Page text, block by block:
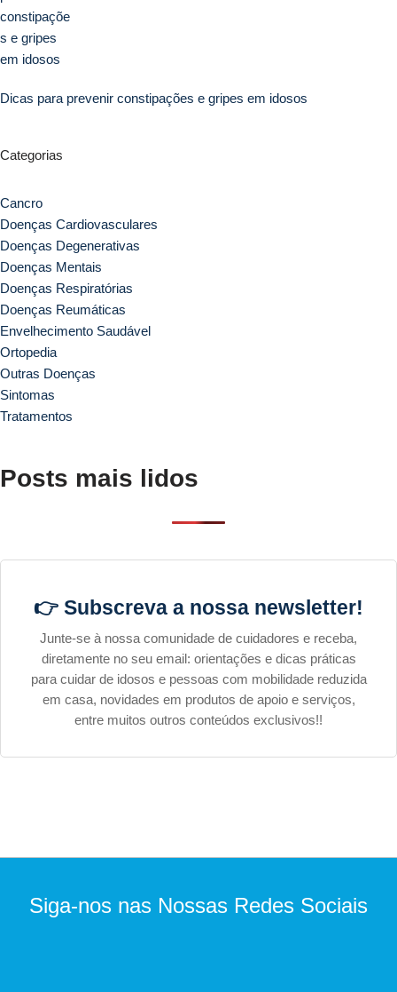
Dicas para prevenir constipações e gripes em idosos
Categorias
Cancro
Doenças Cardiovasculares
Doenças Degenerativas
Doenças Mentais
Doenças Respiratórias
Doenças Reumáticas
Envelhecimento Saudável
Ortopedia
Outras Doenças
Sintomas
Tratamentos
Posts mais lidos
👉 Subscreva a nossa newsletter!
Junte-se à nossa comunidade de cuidadores e receba,
diretamente no seu email: orientações e dicas práticas
para cuidar de idosos e pessoas com mobilidade reduzida
em casa, novidades em produtos de apoio e serviços,
entre muitos outros conteúdos exclusivos!!
Siga-nos nas Nossas Redes Sociais